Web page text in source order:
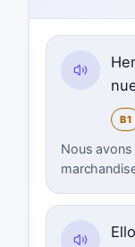
B1
Nous